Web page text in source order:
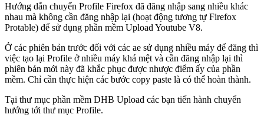
Hướng dẫn chuyển Profile Firefox đã đăng nhập sang nhiều khác
nhau mà không cần đăng nhập lại (hoạt động tương tự Firefox
Protable) để sử dụng phần mềm Upload Youtube V8.
Ở các phiên bản trước đối với các ae sử dụng nhiều máy để đăng thì
việc tạo lại Profile ở nhiều máy khá mệt và cần đăng nhập lại thì
phiên bản mới này đã khắc phục được nhược điểm ấy của phần
mềm. Chỉ cần thực hiện các bước copy paste là có thể hoàn thành.
Tại thư mục phần mềm DHB Upload các bạn tiến hành chuyển
hướng tới thư mục Profile.